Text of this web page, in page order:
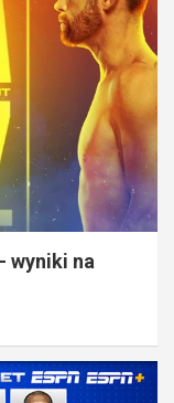
wyniki na